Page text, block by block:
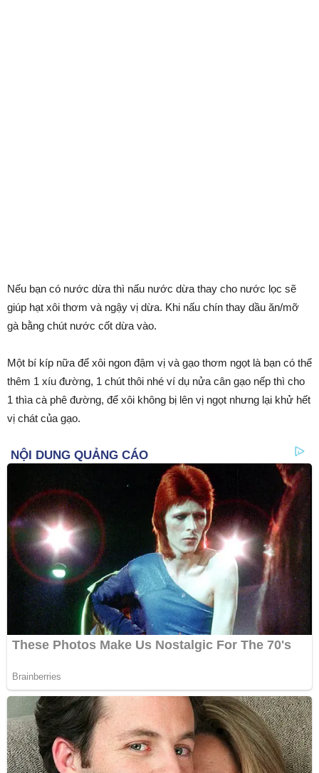
Nếu bạn có nước dừa thì nấu nước dừa thay cho nước lọc sẽ
giúp hạt xôi thơm và ngậy vị dừa. Khi nấu chín thay dầu ăn/mỡ
gà bằng chút nước cốt dừa vào.
Một bí kíp nữa để xôi ngon đậm vị và gạo thơm ngọt là bạn có thể
thêm 1 xíu đường, 1 chút thôi nhé ví dụ nửa cân gạo nếp thì cho
1 thìa cà phê đường, để xôi không bị lên vị ngọt nhưng lại khử hết
vị chát của gạo.